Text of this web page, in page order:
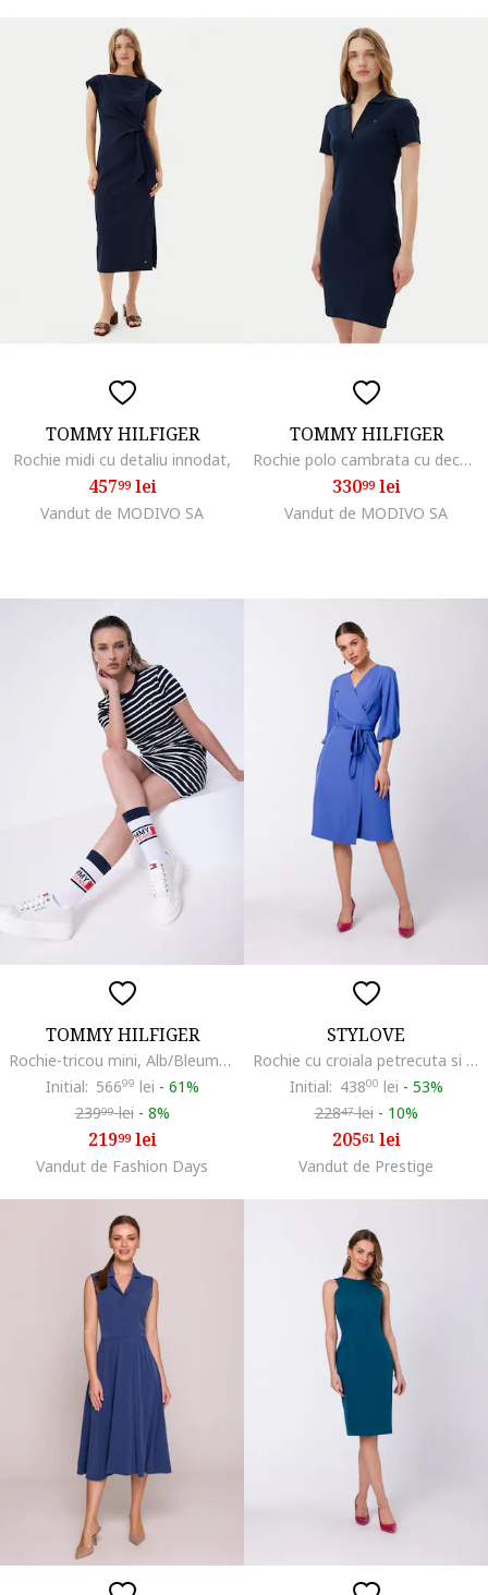
TOMMY HILFIGER
Rochie midi cu detaliu innodat,
45799lei
Vandut de MODIVO SA
TOMMY HILFIGER
Rochie polo cambrata cu decolteu in V
33099lei
Vandut de MODIVO SA
TOMMY HILFIGER
Rochie-tricou mini, Alb/Bleumarin
Initial: 56699 lei - 61%
23999lei - 8%
21999lei
Vandut de Fashion Days
STYLOVE
Rochie cu croiala petrecuta si cordon in talie,, Albastru
Initial: 43800 lei - 53%
22847lei - 10%
20561lei
Vandut de Prestige